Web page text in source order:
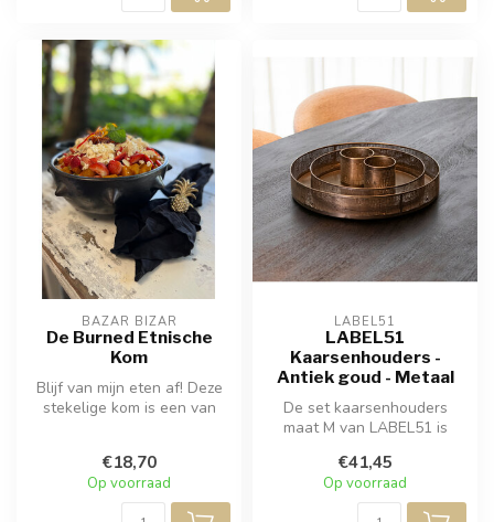
BAZAR BIZAR
De Burned Etnische
Kom
Blijf van mijn eten af! Deze
stekelige kom is een van
€18,70
Op voorraad
LABEL51
LABEL51
Kaarsenhouders -
Antiek goud - Metaal
De set kaarsenhouders
maat M van LABEL51 is
verschillende ...
€41,45
Op voorraad